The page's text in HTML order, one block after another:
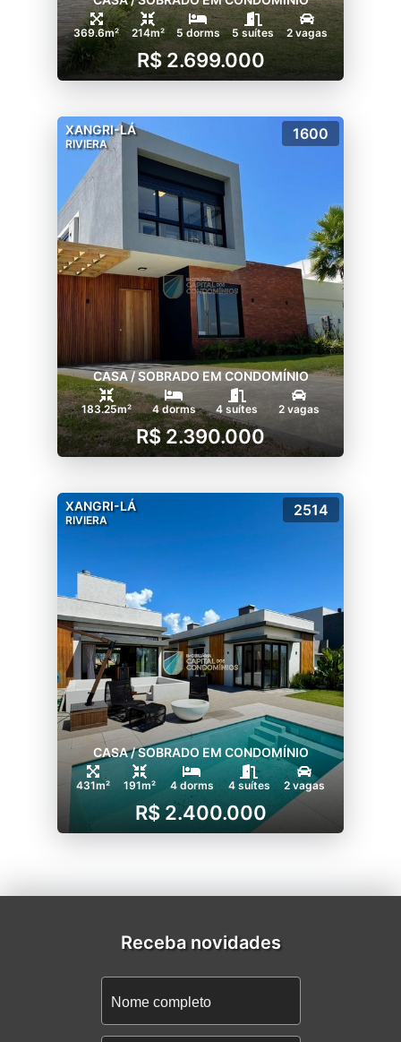
369.6m² 214m² 5 dorms 5 suítes 2 vagas
R$ 2.699.000
XANGRI-LÁ
RIVIERA
1600
CASA / SOBRADO EM CONDOMÍNIO
183.25m² 4 dorms 4 suítes 2 vagas
R$ 2.390.000
XANGRI-LÁ
RIVIERA
2514
CASA / SOBRADO EM CONDOMÍNIO
431m² 191m² 4 dorms 4 suítes 2 vagas
R$ 2.400.000
Receba novidades